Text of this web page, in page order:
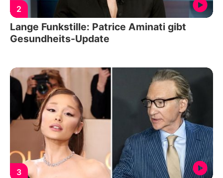
2
Lange Funkstille: Patrice Aminati gibt
Gesundheits-Update
3